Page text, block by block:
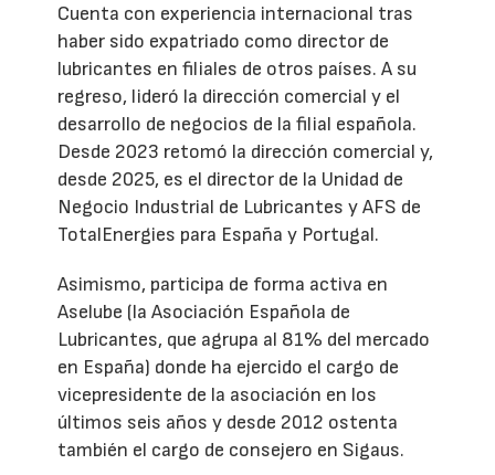
Cuenta con experiencia internacional tras
haber sido expatriado como director de
lubricantes en filiales de otros países. A su
regreso, lideró la dirección comercial y el
desarrollo de negocios de la filial española.
Desde 2023 retomó la dirección comercial y,
desde 2025, es el director de la Unidad de
Negocio Industrial de Lubricantes y AFS de
TotalEnergies para España y Portugal.
Asimismo, participa de forma activa en
Aselube (la Asociación Española de
Lubricantes, que agrupa al 81% del mercado
en España) donde ha ejercido el cargo de
vicepresidente de la asociación en los
últimos seis años y desde 2012 ostenta
también el cargo de consejero en Sigaus.